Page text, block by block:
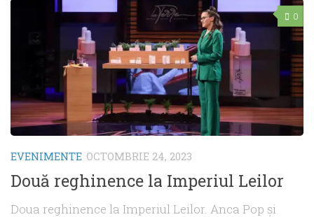
0
EVENIMENTE OCTOMBRIE 24, 2023
Două reghinence la Imperiul Leilor
Doua reghinence la Imperiul Leilor. Anca Pop și